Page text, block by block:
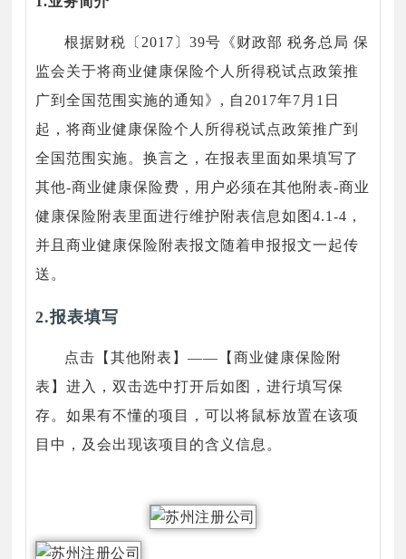
根据财税〔2017〕39号《财政部 税务总局 保
监会关于将商业健康保险个人所得税试点政策推
广到全国范围实施的通知》, 自2017年7月1日
起，将商业健康保险个人所得税试点政策推广到
全国范围实施。换言之，在报表里面如果填写了
其他-商业健康保险费，用户必须在其他附表-商业
健康保险附表里面进行维护附表信息如图4.1-4，
并且商业健康保险附表报文随着申报报文一起传
送。
2.报表填写
点击【其他附表】——【商业健康保险附
表】进入，双击选中打开后如图，进行填写保
存。如果有不懂的项目，可以将鼠标放置在该项
目中，及会出现该项目的含义信息。